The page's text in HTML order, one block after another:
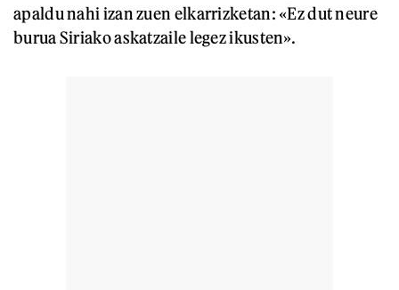
apaldu nahi izan zuen elkarrizketan: «Ez dut neure
burua Siriako askatzaile legez ikusten».